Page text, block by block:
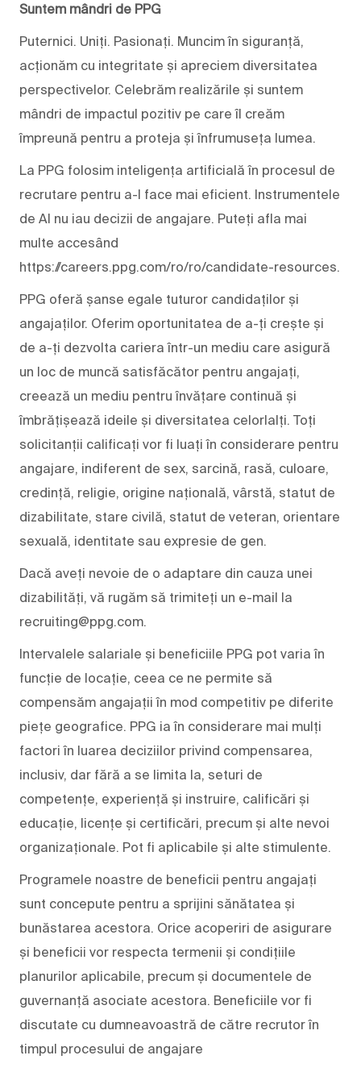
Suntem mândri de PPG
Puternici. Uniți. Pasionați. Muncim în siguranță,
acționăm cu integritate și apreciem diversitatea
perspectivelor. Celebrăm realizările și suntem
mândri de impactul pozitiv pe care îl creăm
împreună pentru a proteja și înfrumuseța lumea.
La PPG folosim inteligența artificială în procesul de
recrutare pentru a-l face mai eficient. Instrumentele
de AI nu iau decizii de angajare. Puteți afla mai
multe accesând
https://careers.ppg.com/ro/ro/candidate-resources.
PPG oferă șanse egale tuturor candidaților și
angajaților. Oferim oportunitatea de a-ți crește și
de a-ți dezvolta cariera într-un mediu care asigură
un loc de muncă satisfăcător pentru angajați,
creează un mediu pentru învățare continuă și
îmbrățișează ideile și diversitatea celorlalți. Toți
solicitanții calificați vor fi luați în considerare pentru
angajare, indiferent de sex, sarcină, rasă, culoare,
credință, religie, origine națională, vârstă, statut de
dizabilitate, stare civilă, statut de veteran, orientare
sexuală, identitate sau expresie de gen.
Dacă aveți nevoie de o adaptare din cauza unei
dizabilități, vă rugăm să trimiteți un e-mail la
recruiting@ppg.com.
Intervalele salariale și beneficiile PPG pot varia în
funcție de locație, ceea ce ne permite să
compensăm angajații în mod competitiv pe diferite
piețe geografice. PPG ia în considerare mai mulți
factori în luarea deciziilor privind compensarea,
inclusiv, dar fără a se limita la, seturi de
competențe, experiență și instruire, calificări și
educație, licențe și certificări, precum și alte nevoi
organizaționale. Pot fi aplicabile și alte stimulente.
Programele noastre de beneficii pentru angajați
sunt concepute pentru a sprijini sănătatea și
bunăstarea acestora. Orice acoperiri de asigurare
și beneficii vor respecta termenii și condițiile
planurilor aplicabile, precum și documentele de
guvernanță asociate acestora. Beneficiile vor fi
discutate cu dumneavoastră de către recrutor în
timpul procesului de angajare